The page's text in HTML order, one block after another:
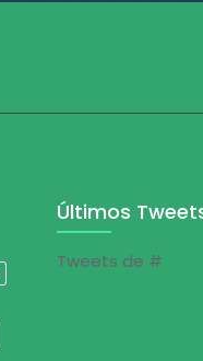
Últimos
Tweets de #